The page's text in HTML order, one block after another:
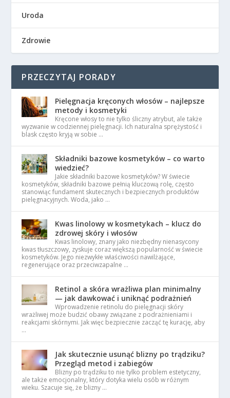
Uroda
Zdrowie
PRZECZYTAJ PORADY
Pielęgnacja kręconych włosów – najlepsze
metody i kosmetyki
Kręcone włosy to nie tylko śliczny atrybut, ale także
wyzwanie w codziennej pielęgnacji. Ich naturalna sprężystość i
blask często kryją w sobie …
Składniki bazowe kosmetyków – co warto
wiedzieć?
Jakie składniki bazowe kosmetyków? W świecie
kosmetyków, składniki bazowe pełnią kluczową rolę, często
stanowiąc fundament skutecznych i bezpiecznych produktów
pielęgnacyjnych. Woda, jako …
Kwas linolowy w kosmetykach – klucz do
zdrowej skóry i włosów
Kwas linolowy, znany jako niezbędny nienasycony
kwas tłuszczowy, zyskuje coraz większą popularność w świecie
kosmetyków. Jego niezwykłe właściwości nawilżające,
regenerujące oraz przeciwzapalne …
Retinol a skóra wrażliwa plan minimalny
— jak dawkować i uniknąć podrażnień
Wprowadzenie retinolu do pielęgnacji skóry
wrażliwej może budzić obawy związane z podrażnieniami i
reakcjami skórnymi. Jak więc bezpiecznie zacząć tę kurację, aby
…
Jak skutecznie usunąć blizny po trądziku?
Przegląd metod i zabiegów
Blizny po trądziku to nie tylko problem estetyczny,
ale także emocjonalny, który dotyka wielu osób w różnym
wieku. Szacuje się, że blizny …